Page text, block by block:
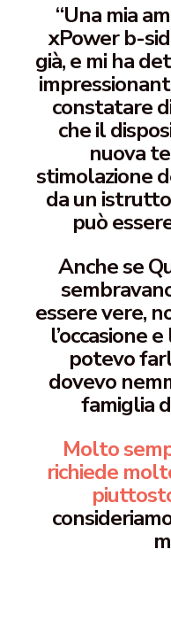
“Una mia
xPower b-
già, e mi ha
constatare
che il
nuova
stimolazione
da un
può
Anche se
essere vere,
l’occasione
potevo
dovevo
famiglia
Molto
richiede